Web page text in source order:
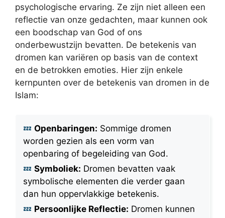
psychologische ervaring. Ze zijn niet alleen een
reflectie van onze gedachten, maar kunnen ook
een boodschap van God of ons
onderbewustzijn bevatten. De betekenis van
dromen kan variëren op basis van de context
en de betrokken emoties. Hier zijn enkele
kernpunten over de betekenis van dromen in de
Islam:
Openbaringen: Sommige dromen
worden gezien als een vorm van
openbaring of begeleiding van God.
Symboliek: Dromen bevatten vaak
symbolische elementen die verder gaan
dan hun oppervlakkige betekenis.
Persoonlijke Reflectie: Dromen kunnen